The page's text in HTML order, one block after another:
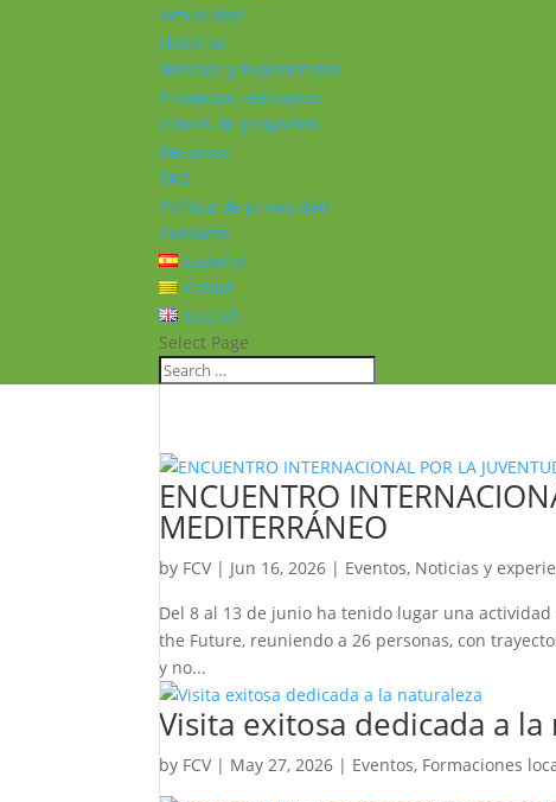
Actualidad
Historial
Noticias y Experiencias
Proyectos realizados
Vídeos de proyectos
Recursos
FAQ
Política de privacidad
Contacto
Español
Català
English
Select Page
ENCUENTRO
MEDITERRÁNEO
by FCV | Jun 16, 2026 | Eventos, Noticias y
Del 8 al 13 de junio ha tenido lugar una
the Future, reuniendo a 26 personas, con
y no...
Visita exitosa dedicada a
by FCV | May 27, 2026 | Eventos, Formaciones